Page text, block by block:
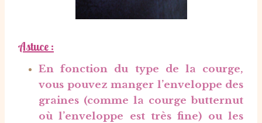
Astuce :
En fonction du type de la courge,
vous pouvez manger l’enveloppe des
graines (comme la courge butternut
où l’enveloppe est très fine) ou les